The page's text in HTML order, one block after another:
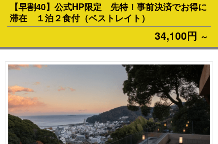
【早割40】公式HP限定 先特！事前決済でお得に
滞在 １泊２食付（ベストレイト）
34,100円 ～